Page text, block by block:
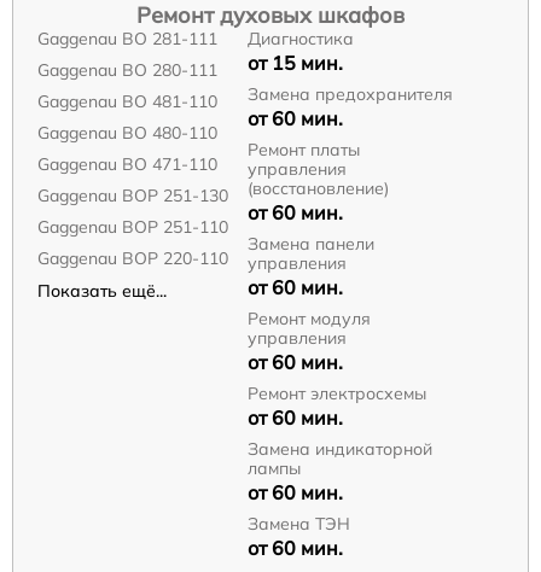
Ремонт духовых шкафов
Gaggenau BO 281-111
Gaggenau BO 280-111
Gaggenau BO 481-110
Gaggenau BO 480-110
Gaggenau BO 471-110
Gaggenau BOP 251-130
Gaggenau BOP 251-110
Gaggenau BOP 220-110
Показать ещё...
Диагностика
от 15 мин.
Замена предохранителя
от 60 мин.
Ремонт платы
управления
(восстановление)
от 60 мин.
Замена панели
управления
от 60 мин.
Ремонт модуля
управления
от 60 мин.
Ремонт электросхемы
от 60 мин.
Замена индикаторной
лампы
от 60 мин.
Замена ТЭН
от 60 мин.